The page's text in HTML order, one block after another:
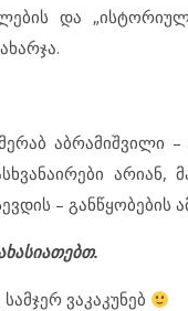
და
– განწყობების
ვაკაკუნებ